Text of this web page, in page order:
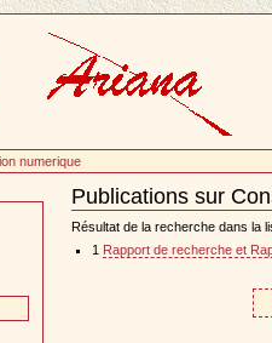
numerique
Publications sur
Document
Actions
Résultat de la recherche dans la
1
Rapport de recherche et